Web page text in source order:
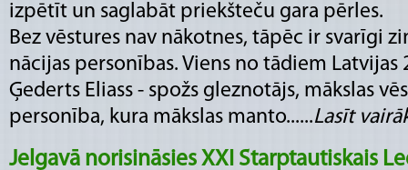
izpētīt un saglabāt priekšteču gara pērles.
Bez vēstures nav nākotnes, tāpēc ir svarīgi
nācijas personības. Viens no tādiem
Ģederts Eliass - spožs gleznotājs, mākslas
personība, kura mākslas manto......Lasīt
Jelgavā norisināsies XXI Starptautiskais